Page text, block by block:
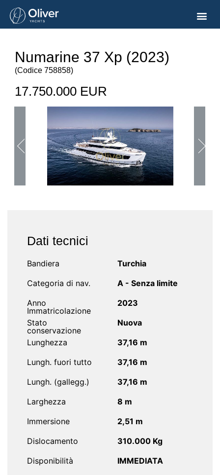
Numarine 37 Xp (2023)
(Codice 758858)
17.750.000 EUR
Dati tecnici
Bandiera
Turchia
Categoria di nav.
A - Senza limite
Anno
Immatricolazione
2023
Stato
conservazione
Nuova
Lunghezza
37,16 m
Lungh. fuori tutto
37,16 m
Lungh. (gallegg.)
37,16 m
Larghezza
8 m
Immersione
2,51 m
Dislocamento
310.000 Kg
Disponibilità
IMMEDIATA